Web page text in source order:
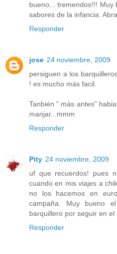
bueno... tremendos!!!
sabores de la infancia.
Responder
jose 24 noviembre, 2009
persiguen a los
! es mucho más facil.
Tanbién " más antes"
manjar...mmm
Responder
Pity 24 noviembre, 2009
uf que recuerdos! pues
cuando en mis viajes a
no los hacemos en
campaña. Muy bueno
barquillero por seguir en el
Responder